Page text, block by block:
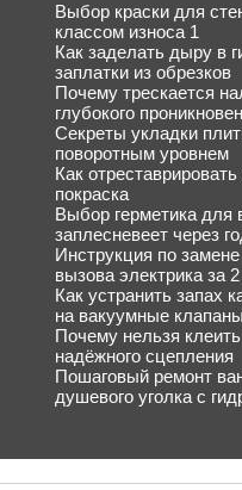
Выбор краски для
классом износа 1
Как заделать дыру в
заплатки из обрезков
Почему трескается
глубокого
Секреты укладки
поворотным уровнем
Как
покраска
Выбор герметика для
заплесневеет через
Инструкция по
вызова электрика за
Как устранить запах
на вакуумные клапаны
Почему нельзя
надёжного сцепления
Пошаговый ремонт
душевого уголка с